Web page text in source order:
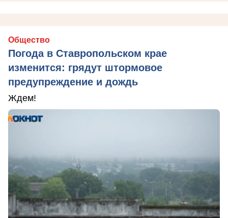
Общество
Погода в Ставропольском крае
изменится: грядут штормовое
предупреждение и дождь
Ждем!